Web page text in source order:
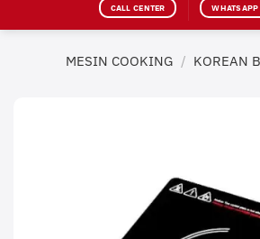
CALL CENTER WHATSAPP
MESIN COOKING / KOREAN